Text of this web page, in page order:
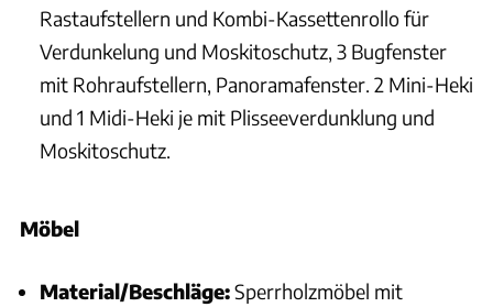
Rastaufstellern und Kombi-Kassettenrollo für
Verdunkelung und Moskitoschutz, 3 Bugfenster
mit Rohraufstellern, Panoramafenster. 2 Mini-Heki
und 1 Midi-Heki je mit Plisseeverdunklung und
Moskitoschutz.
Möbel
Material/Beschläge:Sperrholzmöbel mit